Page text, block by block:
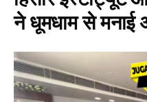
ने धूमधाम से मनाई